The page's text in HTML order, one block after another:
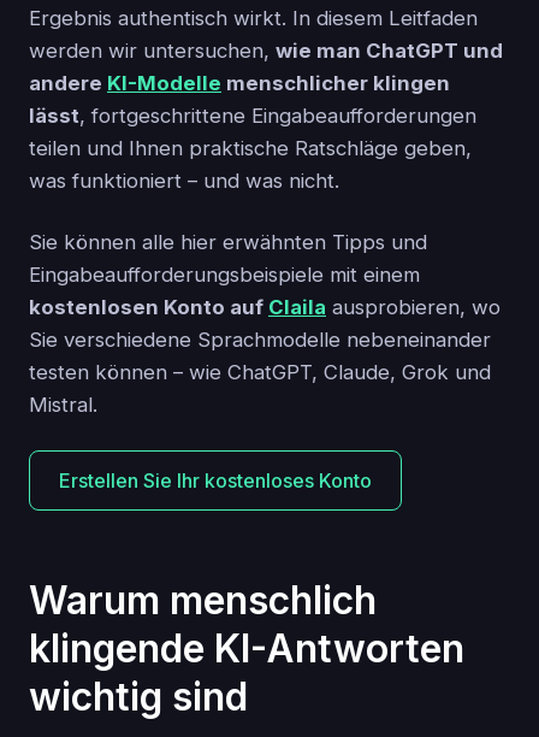
Ergebnis authentisch wirkt. In diesem Leitfaden
werden wir untersuchen, wie man ChatGPT und
andere KI-Modelle menschlicher klingen
lässt, fortgeschrittene Eingabeaufforderungen
teilen und Ihnen praktische Ratschläge geben,
was funktioniert – und was nicht.
Sie können alle hier erwähnten Tipps und
Eingabeaufforderungsbeispiele mit einem
kostenlosen Konto auf Claila ausprobieren, wo
Sie verschiedene Sprachmodelle nebeneinander
testen können – wie ChatGPT, Claude, Grok und
Mistral.
Erstellen Sie Ihr kostenloses Konto
Warum menschlich
klingende KI-Antworten
wichtig sind